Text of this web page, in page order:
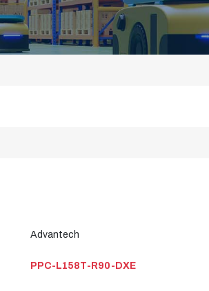
Advantech
PPC-L158T-R90-DXE